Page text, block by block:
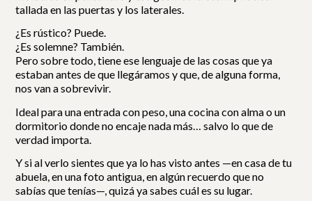
tallada en las puertas y los laterales.
¿Es rústico? Puede.
¿Es solemne? También.
Pero sobre todo, tiene ese lenguaje de las cosas que ya
estaban antes de que llegáramos y que, de alguna forma,
nos van a sobrevivir.
Ideal para una entrada con peso, una cocina con alma o un
dormitorio donde no encaje nada más… salvo lo que de
verdad importa.
Y si al verlo sientes que ya lo has visto antes —en casa de tu
abuela, en una foto antigua, en algún recuerdo que no
sabías que tenías—, quizá ya sabes cuál es su lugar.